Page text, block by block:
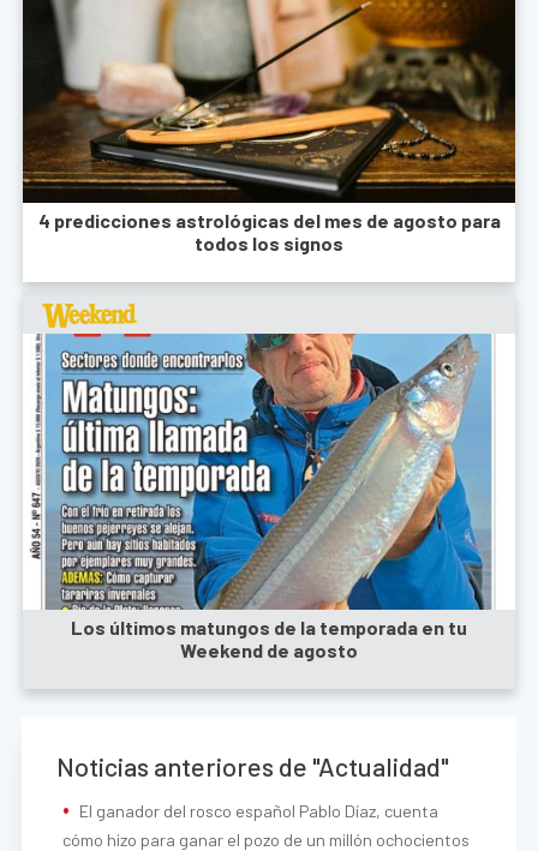
4 predicciones astrológicas del mes de agosto para
todos los signos
Los últimos matungos de la temporada en tu
Weekend de agosto
Noticias anteriores de "Actualidad"
El ganador del rosco español Pablo Díaz, cuenta
cómo hizo para ganar el pozo de un millón ochocientos